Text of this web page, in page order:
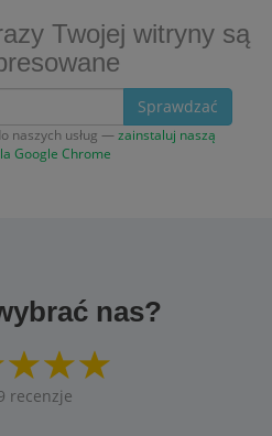
Twojej witryny są
Sprawdzać
naszych usług —zainstaluj naszą
Google Chrome
nas?
recenzje